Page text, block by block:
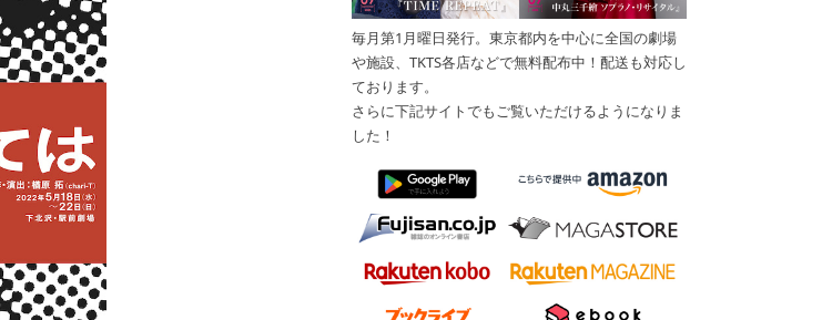
毎月第1月曜日発行。東京都内を中心に全国の劇場
や施設、TKTS各店などで無料配布中！配送も対応し
ております。
さらに下記サイトでもご覧いただけるようになりま
した！